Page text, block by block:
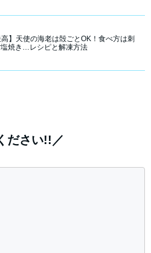
高】天使の海老は殻ごとOK！食べ方は刺
焼き…レシピと解凍方法
ださい!!／